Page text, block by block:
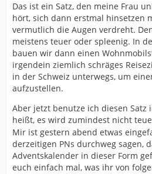
Das ist ein Satz, den meine Frau
hört, sich dann erstmal hinsetzen
vermutlich die Augen verdreht.
meistens teuer oder spleenig. In
bauen wir dann einen
irgendein ziemlich schräges
in der Schweiz unterwegs, um
aufzustellen.
Aber jetzt benutze ich diesen Satz
heißt, es wird zumindest nicht
Mir ist gestern abend etwas
derzeitigen PNs durchweg sagen,
Adventskalender in dieser Form
euch einfach mal, was ihr von